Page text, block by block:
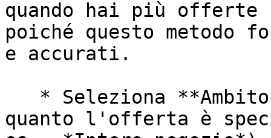
quando hai più
poiché questo
e accurati.
quanto l'offerta è